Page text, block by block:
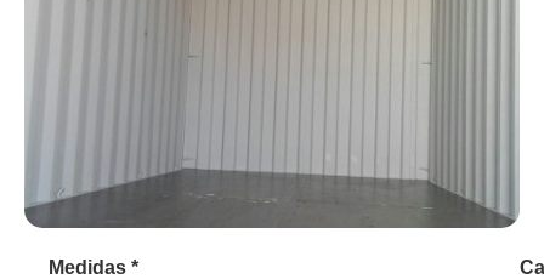
Medidas *